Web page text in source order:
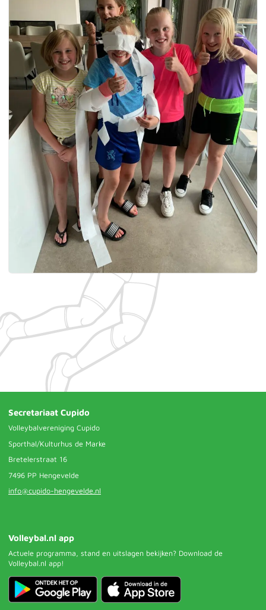
Secretariaat Cupido
Volleybalvereniging Cupido
Sporthal/Kulturhus de Marke
Bretelerstraat 16
7496 PP Hengevelde
info@cupido-hengevelde.nl
Volleybal.nl app
Actuele programma, stand en uitslagen bekijken? Download de
Volleybal.nl app!